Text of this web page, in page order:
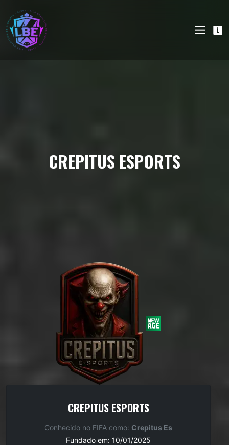
CREPITUS ESPORTS
CREPITUS ESPORTS
Conhecido no FIFA como: Crepitus Es
Fundado em: 10/01/2025